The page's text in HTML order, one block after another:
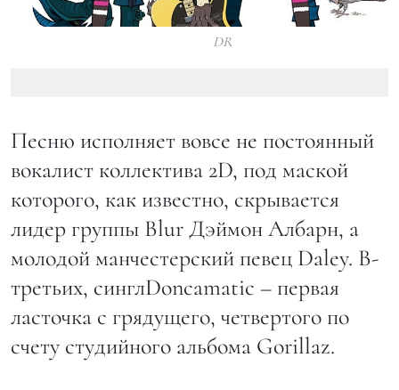
DR
Песню исполняет вовсе не постоянный
вокалист коллектива 2D, под маской
которого, как известно, скрывается
лидер группы Blur Дэймон Албарн, а
молодой манчестерский певец Daley. В-
третьих, синглDoncamatic – первая
ласточка с грядущего, четвертого по
счету студийного альбома Gorillaz.